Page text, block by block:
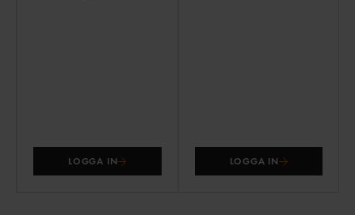
LOGGA IN LOGGA IN